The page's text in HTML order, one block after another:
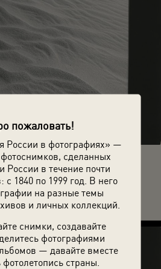
пожаловать!
России в фотографиях» —
сделанных
России в течение почти
с 1840 по 1999 год. В него
на разные темы
и личных коллекций.
снимки, создавайте
фотографиями
— давайте вместе
фотолетопись страны.